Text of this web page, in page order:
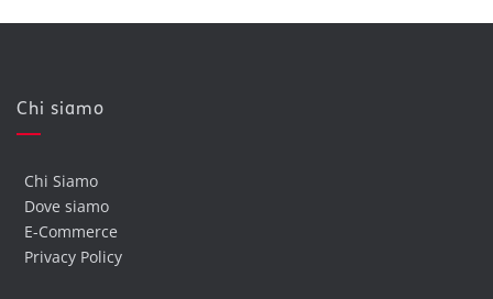
Chi siamo
Chi Siamo
Dove siamo
E-Commerce
Privacy Policy